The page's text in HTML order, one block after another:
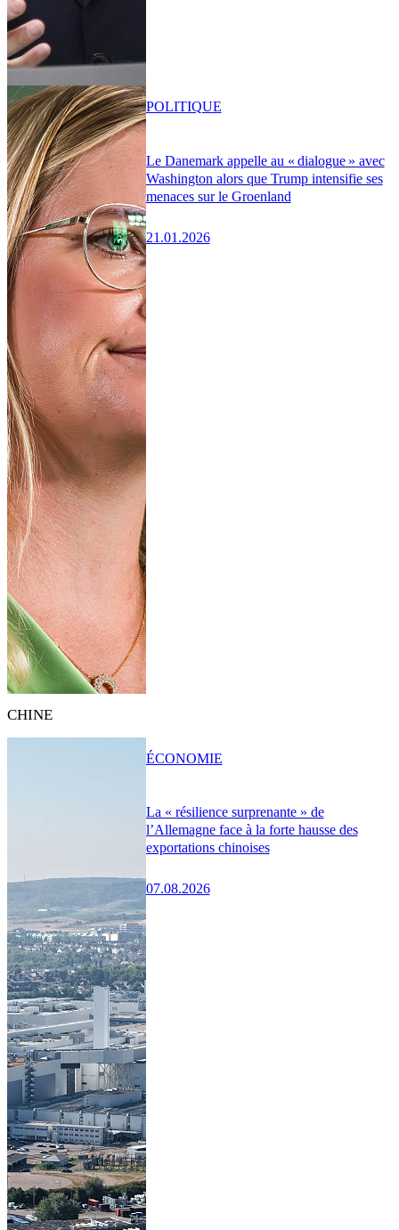
Le Danemark appelle au « dialogue » avec
Washington alors que Trump intensifie ses
menaces sur le Groenland
21.01.2026
POLITIQUE
CHINE
La « résilience surprenante » de
l’Allemagne face à la forte hausse des
exportations chinoises
07.08.2026
ÉCONOMIE